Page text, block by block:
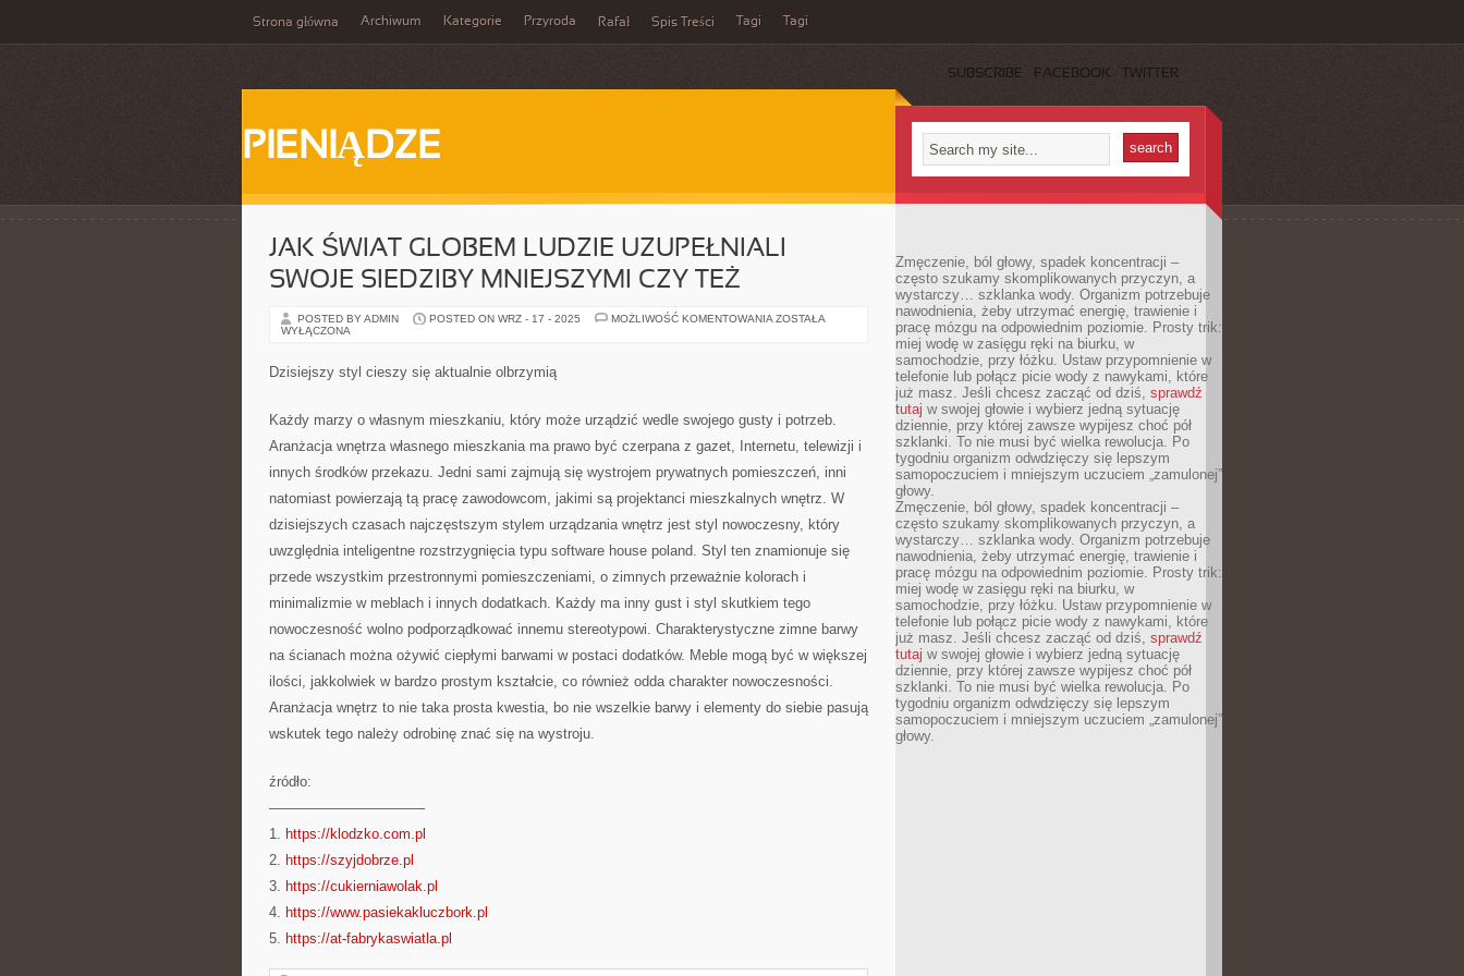
Strona główna Archiwum Kategorie Przyroda Rafał Spis Treści Tagi Tagi
SUBSCRIBE FACEBOOK TWITTER
PIENIĄDZE
JAK ŚWIAT GLOBEM LUDZIE UZUPEŁNIALI
SWOJE SIEDZIBY MNIEJSZYMI CZY TEŻ
POSTED BY ADMIN POSTED ON WRZ - 17 - 2025 MOŻLIWOŚĆ KOMENTOWANIA JAK
CZY
TEŻ
ZOSTAŁA
WYŁĄCZONA
Dzisiejszy styl cieszy się aktualnie olbrzymią
Każdy marzy o własnym mieszkaniu, który może urządzić wedle swojego gusty i potrzeb.
Aranżacja wnętrza własnego mieszkania ma prawo być czerpana z gazet, Internetu, telewizji i
innych środków przekazu. Jedni sami zajmują się wystrojem prywatnych pomieszczeń, inni
natomiast powierzają tą pracę zawodowcom, jakimi są projektanci mieszkalnych wnętrz. W
dzisiejszych czasach najczęstszym stylem urządzania wnętrz jest styl nowoczesny, który
uwzględnia inteligentne rozstrzygnięcia typu software house poland. Styl ten znamionuje się
przede wszystkim przestronnymi pomieszczeniami, o zimnych przeważnie kolorach i
minimalizmie w meblach i innych dodatkach. Każdy ma inny gust i styl skutkiem tego
nowoczesność wolno podporządkować innemu stereotypowi. Charakterystyczne zimne barwy
na ścianach można ożywić ciepłymi barwami w postaci dodatków. Meble mogą być w większej
ilości, jakkolwiek w bardzo prostym kształcie, co również odda charakter nowoczesności.
Aranżacja wnętrz to nie taka prosta kwestia, bo nie wszelkie barwy i elementy do siebie pasują
wskutek tego należy odrobinę znać się na wystroju.
źródło:
———————————
1. https://klodzko.com.pl
2. https://szyjdobrze.pl
3. https://cukierniawolak.pl
4. https://www.pasiekakluczbork.pl
5. https://at-fabrykaswiatla.pl
Zmęczenie, ból głowy, spadek koncentracji –
często szukamy skomplikowanych przyczyn, a
wystarczy… szklanka wody. Organizm potrzebuje
nawodnienia, żeby utrzymać energię, trawienie i
pracę mózgu na odpowiednim poziomie. Prosty trik:
miej wodę w zasięgu ręki na biurku, w
samochodzie, przy łóżku. Ustaw przypomnienie w
telefonie lub połącz picie wody z nawykami, które
już masz. Jeśli chcesz zacząć od dziś, sprawdź
tutaj w swojej głowie i wybierz jedną sytuację
dziennie, przy której zawsze wypijesz choć pół
szklanki. To nie musi być wielka rewolucja. Po
tygodniu organizm odwdzięczy się lepszym
samopoczuciem i mniejszym uczuciem „zamulonej”
głowy.
Zmęczenie, ból głowy, spadek koncentracji –
często szukamy skomplikowanych przyczyn, a
wystarczy… szklanka wody. Organizm potrzebuje
nawodnienia, żeby utrzymać energię, trawienie i
pracę mózgu na odpowiednim poziomie. Prosty trik:
miej wodę w zasięgu ręki na biurku, w
samochodzie, przy łóżku. Ustaw przypomnienie w
telefonie lub połącz picie wody z nawykami, które
już masz. Jeśli chcesz zacząć od dziś, sprawdź
tutaj w swojej głowie i wybierz jedną sytuację
dziennie, przy której zawsze wypijesz choć pół
szklanki. To nie musi być wielka rewolucja. Po
tygodniu organizm odwdzięczy się lepszym
samopoczuciem i mniejszym uczuciem „zamulonej”
głowy.